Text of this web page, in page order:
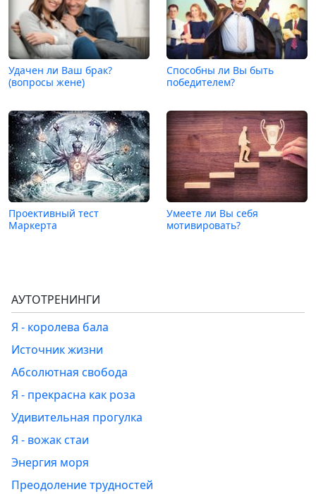
Удачен ли Ваш брак?
(вопросы жене)
Способны ли Вы быть
победителем?
Проективный тест
Маркерта
Умеете ли Вы себя
мотивировать?
АУТОТРЕНИНГИ
Я - королева бала
Источник жизни
Абсолютная свобода
Я - прекрасна как роза
Удивительная прогулка
Я - вожак стаи
Энергия моря
Преодоление трудностей